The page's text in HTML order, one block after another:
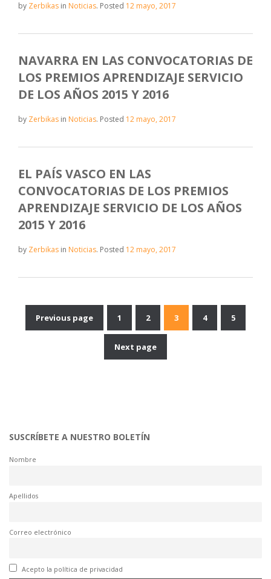
by Zerbikas in Noticias. Posted 12 mayo, 2017
NAVARRA EN LAS CONVOCATORIAS DE
LOS PREMIOS APRENDIZAJE SERVICIO
DE LOS AÑOS 2015 Y 2016
by Zerbikas in Noticias. Posted 12 mayo, 2017
EL PAÍS VASCO EN LAS
CONVOCATORIAS DE LOS PREMIOS
APRENDIZAJE SERVICIO DE LOS AÑOS
2015 Y 2016
by Zerbikas in Noticias. Posted 12 mayo, 2017
Navegación
Previous page 1 2 3 4 5
Next page
SUSCRÍBETE A NUESTRO BOLETÍN
Nombre
Apellidos
Correo electrónico
Acepto la política de privacidad